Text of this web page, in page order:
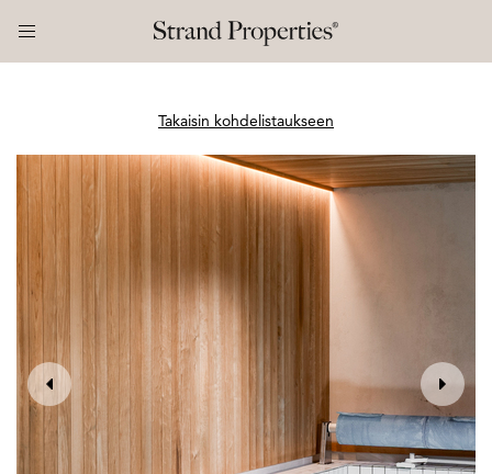
Takaisin kohdelistaukseen